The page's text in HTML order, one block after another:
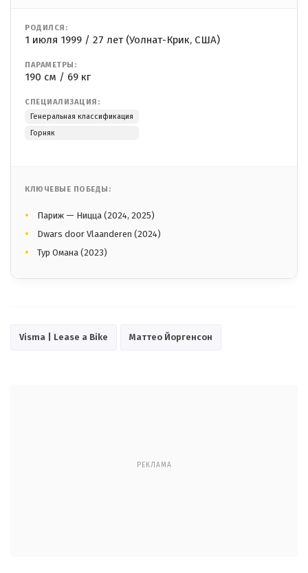
РОДИЛСЯ:
1 июля 1999 / 27 лет (Уолнат-Крик, США)
ПАРАМЕТРЫ:
190 см / 69 кг
СПЕЦИАЛИЗАЦИЯ:
Генеральная классификация
Горняк
КЛЮЧЕВЫЕ ПОБЕДЫ:
Париж — Ницца (2024, 2025)
Dwars door Vlaanderen (2024)
Тур Омана (2023)
Visma | Lease a Bike Маттео Йоргенсон
РЕКЛАМА